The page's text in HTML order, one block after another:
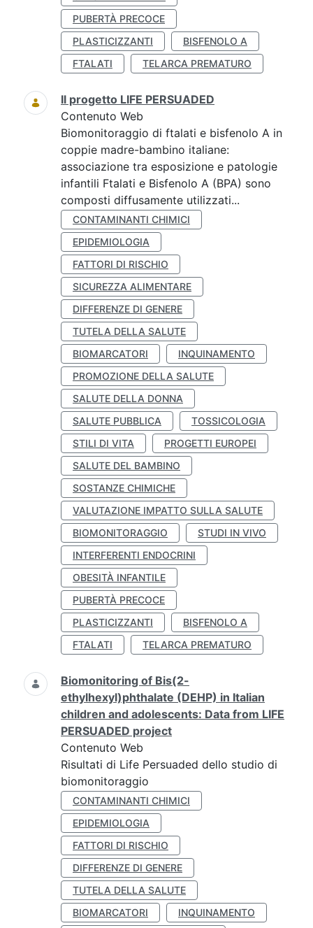
PUBERTÀ PRECOCE
PLASTICIZZANTI
BISFENOLO A
FTALATI
TELARCA PREMATURO
Il progetto LIFE PERSUADED
Contenuto Web
Biomonitoraggio di ftalati e bisfenolo A in
coppie madre-bambino italiane:
associazione tra esposizione e patologie
infantili Ftalati e Bisfenolo A (BPA) sono
composti diffusamente utilizzati...
CONTAMINANTI CHIMICI
EPIDEMIOLOGIA
FATTORI DI RISCHIO
SICUREZZA ALIMENTARE
DIFFERENZE DI GENERE
TUTELA DELLA SALUTE
BIOMARCATORI
INQUINAMENTO
PROMOZIONE DELLA SALUTE
SALUTE DELLA DONNA
SALUTE PUBBLICA
TOSSICOLOGIA
STILI DI VITA
PROGETTI EUROPEI
SALUTE DEL BAMBINO
SOSTANZE CHIMICHE
VALUTAZIONE IMPATTO SULLA SALUTE
BIOMONITORAGGIO
STUDI IN VIVO
INTERFERENTI ENDOCRINI
OBESITÀ INFANTILE
PUBERTÀ PRECOCE
PLASTICIZZANTI
BISFENOLO A
FTALATI
TELARCA PREMATURO
Biomonitoring of Bis(2-
ethylhexyl)phthalate (DEHP) in Italian
children and adolescents: Data from LIFE
PERSUADED project
Contenuto Web
Risultati di Life Persuaded dello studio di
biomonitoraggio
CONTAMINANTI CHIMICI
EPIDEMIOLOGIA
FATTORI DI RISCHIO
DIFFERENZE DI GENERE
TUTELA DELLA SALUTE
BIOMARCATORI
INQUINAMENTO